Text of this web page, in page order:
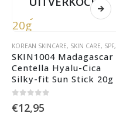
KOREAN SKINCARE, SKIN CARE, SPF,
SKIN1004 Madagascar
Centella Hyalu-Cica
Silky-fit Sun Stick 20g
€12,95